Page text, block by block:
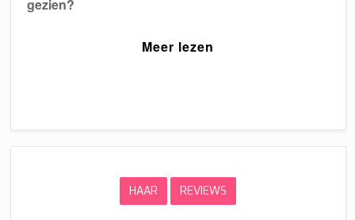
gezien?
Meer lezen
HAAR REVIEWS